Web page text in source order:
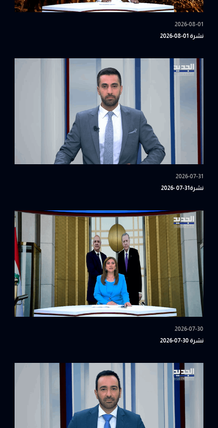
2026-08-01
نشرة 01-08-2026
2026-07-31
نشرة31-07 -2026
2026-07-30
نشرة 30-07-2026